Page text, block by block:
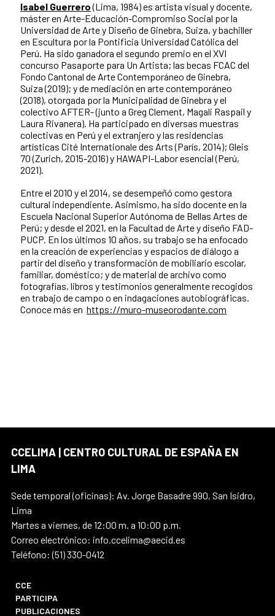
Isabel Guerrero(Lima, 1984) es artista visual y docente,
máster en Arte-Educación-Compromiso Social por la
Universidad de Arte y Diseño de Ginebra, Suiza, y bachiller
en Escultura por la Pontificia Universidad Católica del
Perú. Ha sido ganadora el segundo premio en el XVI
concurso Pasaporte para Un Artista; las becas FCAC del
Fondo Cantonal de Arte Contemporáneo de Ginebra,
Suiza (2019); y de mediación en arte contemporáneo
(2018), otorgada por la Municipalidad de Ginebra y el
colectivo AFTER- (junto a Greg Clement, Magali Raspail y
Laura Rivanera). Ha participado en diversas muestras
colectivas en Perú y el extranjero y las residencias
artísticas Cité Internationale des Arts (París, 2014); Gleis
70 (Zurich, 2015-2016) y HAWAPI-Labor esencial (Perú,
2021).
Entre el 2010 y el 2014, se desempeñó como gestora
cultural independiente. Asimismo, ha sido docente en la
Escuela Nacional Superior Autónoma de Bellas Artes de
Perú; y desde el 2021, en la Facultad de Arte y diseño FAD-
PUCP. En los últimos 10 años, su trabajo se ha enfocado
en la creación de experiencias y espacios de diálogo a
partir del diseño y transformación de mobiliario escolar,
familiar, doméstico; y de material de archivo como
fotografías, libros y testimonios generalmente recogidos
en trabajo de campo o en indagaciones autobiográficas.
Conoce más en https://muro-museorodante.com
CCELIMA | CENTRO CULTURAL DE ESPAÑA EN
LIMA
Sede temporal (oficinas): Av. Jorge Basadre 990, San Isidro,
Lima
Martes a viernes, de 12:00 m. a 10:00 p.m.
Correo electrónico: info.ccelima@aecid.es
Teléfono: (51) 330-0412
CCE
PARTICIPA
PUBLICACIONES